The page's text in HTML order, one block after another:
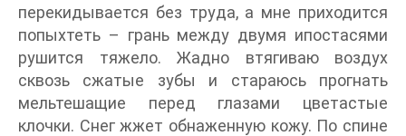
перекидывается без труда, а мне приходится
попыхтеть – грань между двумя ипостасями
рушится тяжело. Жадно втягиваю воздух
сквозь сжатые зубы и стараюсь прогнать
мельтешащие перед глазами цветастые
клочки. Снег жжет обнаженную кожу. По спине